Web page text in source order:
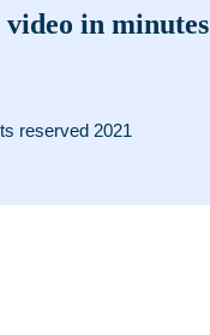
in minutes
reserved 2021